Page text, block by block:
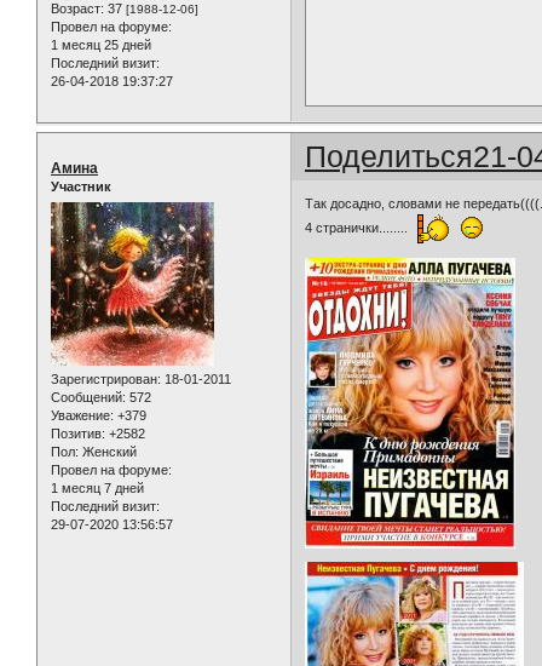
Возраст: 37 [1988-12-06]
Провел на форуме:
1 месяц 25 дней
Последний визит:
26-04-2018 19:37:27
Поделиться21-
Амина
Участник
Зарегистрирован: 18-01-2011
Сообщений: 572
Уважение: +379
Позитив: +2582
Пол: Женский
Провел на форуме:
1 месяц 7 дней
Последний визит:
29-07-2020 13:56:57
Так досадно, словами не
4 странички........